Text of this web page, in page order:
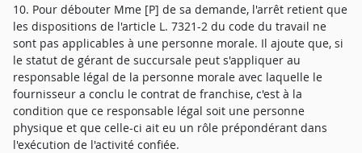
10. Pour débouter Mme [P] de sa demande, l'arrêt retient que
les dispositions de l'article L. 7321-2 du code du travail ne
sont pas applicables à une personne morale. Il ajoute que, si
le statut de gérant de succursale peut s'appliquer au
responsable légal de la personne morale avec laquelle le
fournisseur a conclu le contrat de franchise, c'est à la
condition que ce responsable légal soit une personne
physique et que celle-ci ait eu un rôle prépondérant dans
l'exécution de l'activité confiée.